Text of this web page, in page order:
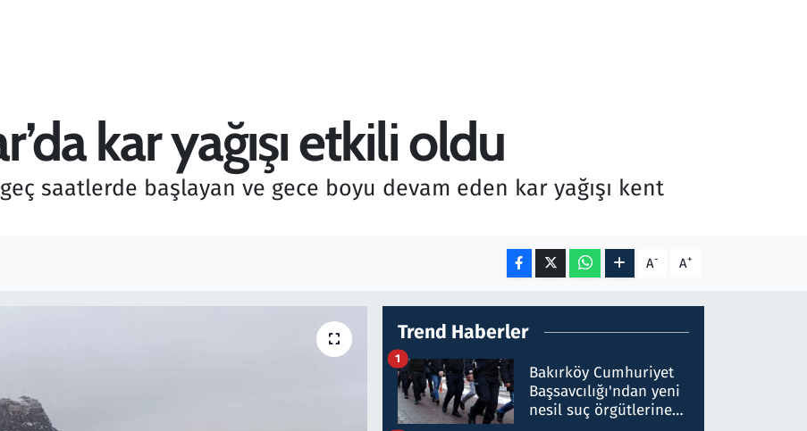
kar yağışı etkili oldu
saatlerde başlayan ve gece boyu devam eden kar yağışı kent
A- A+
Trend Haberler
Bakırköy Cumhuriyet
Başsavcılığı'ndan yeni
nesil suç örgütlerine
1